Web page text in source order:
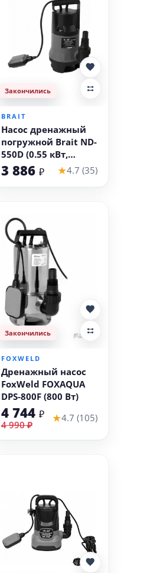
Закончились
BRAIT
Насос дренажный
погружной Brait ND-
550D (0.55 кВт,
грязная вода)
3 886 ₽ ★4.7 (35)
Закончились
FOXWELD
Дренажный насос
FoxWeld FOXAQUA
DPS-800F (800 Вт)
4 744 ₽
4 990 ₽ ★4.7 (105)